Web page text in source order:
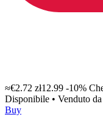
≈€2.72 zł12.99 -10%
Disponibile • Venduto da
Buy